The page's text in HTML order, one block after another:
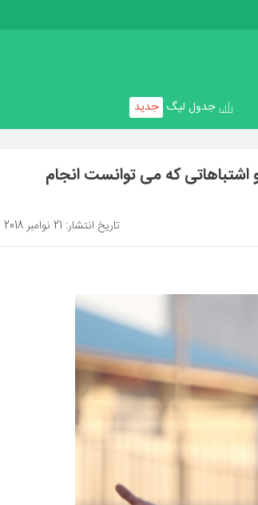
جدول لیگ جدید
اشتباهاتی که می توانست انجام
تاریخ انتشار: 21 نوامبر 2018